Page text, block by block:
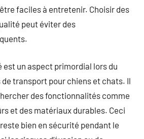
faciles à entretenir. Choisir des
peut éviter des
est un aspect primordial lors du
de transport pour chiens et chats. Il
des fonctionnalités comme
et des matériaux durables. Ceci
bien en sécurité pendant le